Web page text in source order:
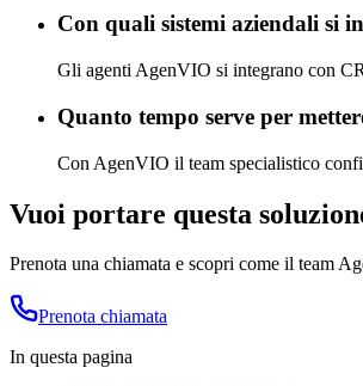
Con quali sistemi aziendali si
Gli agenti AgenVIO si integrano con
Quanto tempo serve per
Con AgenVIO il team specialistico
Vuoi portare questa
Prenota una chiamata e scopri come il team
Prenota chiamata
In questa pagina